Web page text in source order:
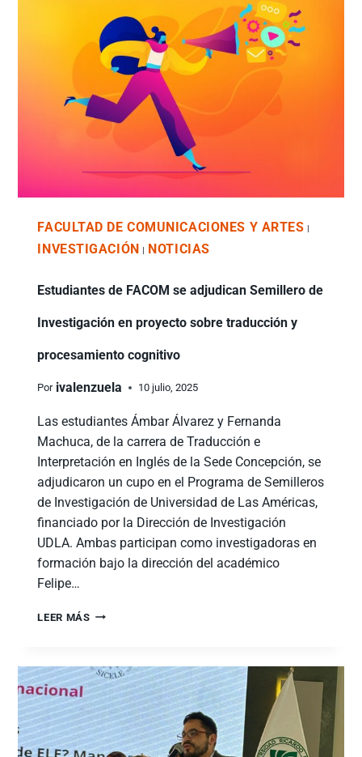
FACULTAD DE COMUNICACIONES Y ARTES |
INVESTIGACIÓN | NOTICIAS
Estudiantes de FACOM se adjudican Semillero de
Investigación en proyecto sobre traducción y
procesamiento cognitivo
Por ivalenzuela 10 julio, 2025
Las estudiantes Ámbar Álvarez y Fernanda
Machuca, de la carrera de Traducción e
Interpretación en Inglés de la Sede Concepción, se
adjudicaron un cupo en el Programa de Semilleros
de Investigación de Universidad de Las Américas,
financiado por la Dirección de Investigación
UDLA. Ambas participan como investigadoras en
formación bajo la dirección del académico
Felipe…
LEER MÁS